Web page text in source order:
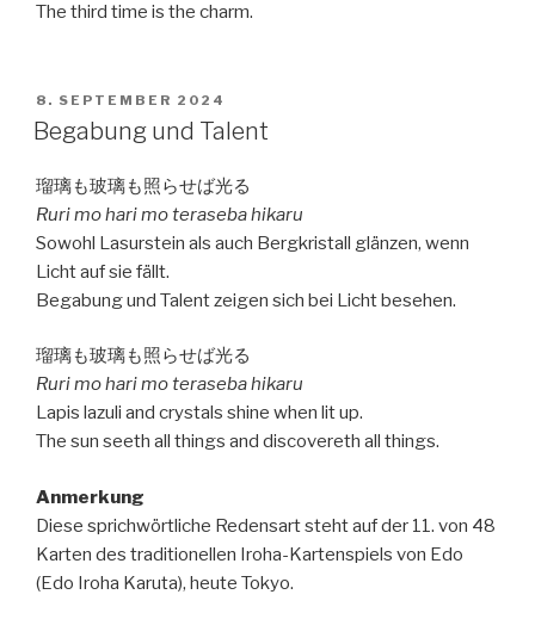
The third time is the charm.
VERÖFFENTLICHT
AM
8. SEPTEMBER 2024
Begabung und Talent
瑠璃も玻璃も照らせば光る
Ruri mo hari mo teraseba hikaru
Sowohl Lasurstein als auch Bergkristall glänzen, wenn
Licht auf sie fällt.
Begabung und Talent zeigen sich bei Licht besehen.
瑠璃も玻璃も照らせば光る
Ruri mo hari mo teraseba hikaru
Lapis lazuli and crystals shine when lit up.
The sun seeth all things and discovereth all things.
Anmerkung
Diese sprichwörtliche Redensart steht auf der 11. von 48
Karten des traditionellen Iroha-Kartenspiels von Edo
(Edo Iroha Karuta), heute Tokyo.